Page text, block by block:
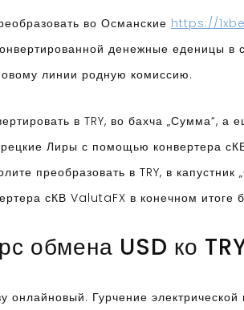
во Османские https://
денежные еденицы в
линии родную комиссию.
в TRY, во бахча „Сумма“, а
Лиры с помощью
преобразовать в TRY, в
сКВ ValutaFX в конечном итоге
обмена USD ко
онлайновый. Гурчение